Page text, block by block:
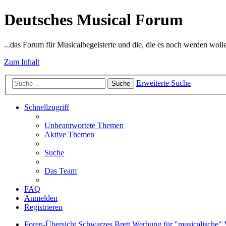
Deutsches Musical Forum
...das Forum für Musicalbegeisterte und die, die es noch werden
Zum Inhalt
Suche Erweiterte Suche
Schnellzugriff
Unbeantwortete Themen
Aktive Themen
Suche
Das Team
FAQ
Anmelden
Registrieren